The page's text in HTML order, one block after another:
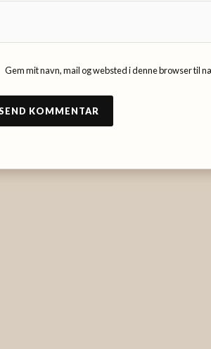
Gem mit navn, mail og websted i denne browser til